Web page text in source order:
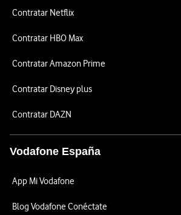
Contratar Netflix
Contratar HBO Max
Contratar Amazon Prime
Contratar Disney plus
Contratar DAZN
Vodafone España
App Mi Vodafone
Blog Vodafone Conéctate